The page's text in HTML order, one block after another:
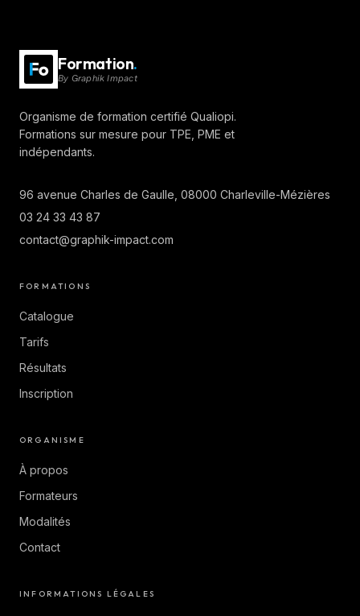
Formation.
By Graphik Impact
Organisme de formation certifié Qualiopi.
Formations sur mesure pour TPE, PME et
indépendants.
96 avenue Charles de Gaulle , 08000 Charleville-Mézières
03 24 33 43 87
contact@graphik-impact.com
FORMATIONS
Catalogue
Tarifs
Résultats
Inscription
ORGANISME
À propos
Formateurs
Modalités
Contact
INFORMATIONS LÉGALES